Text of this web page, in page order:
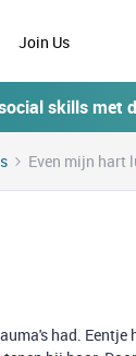
Join Us
skills met
Even mijn hart
had.